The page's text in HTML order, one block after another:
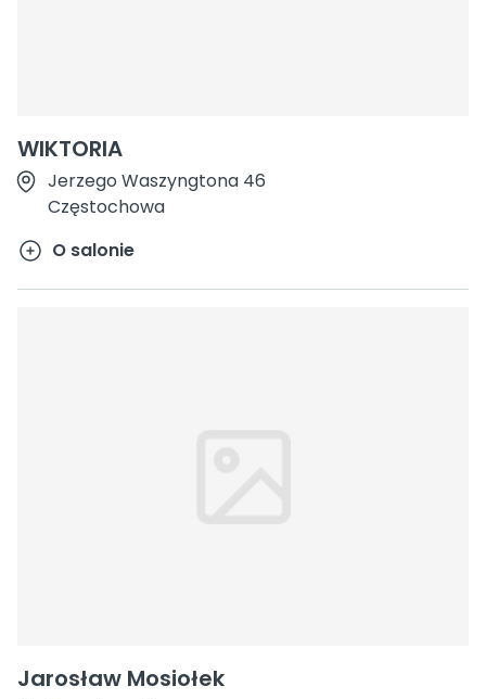
WIKTORIA
Jerzego Waszyngtona 46
Częstochowa
O salonie
Jarosław Mosiołek